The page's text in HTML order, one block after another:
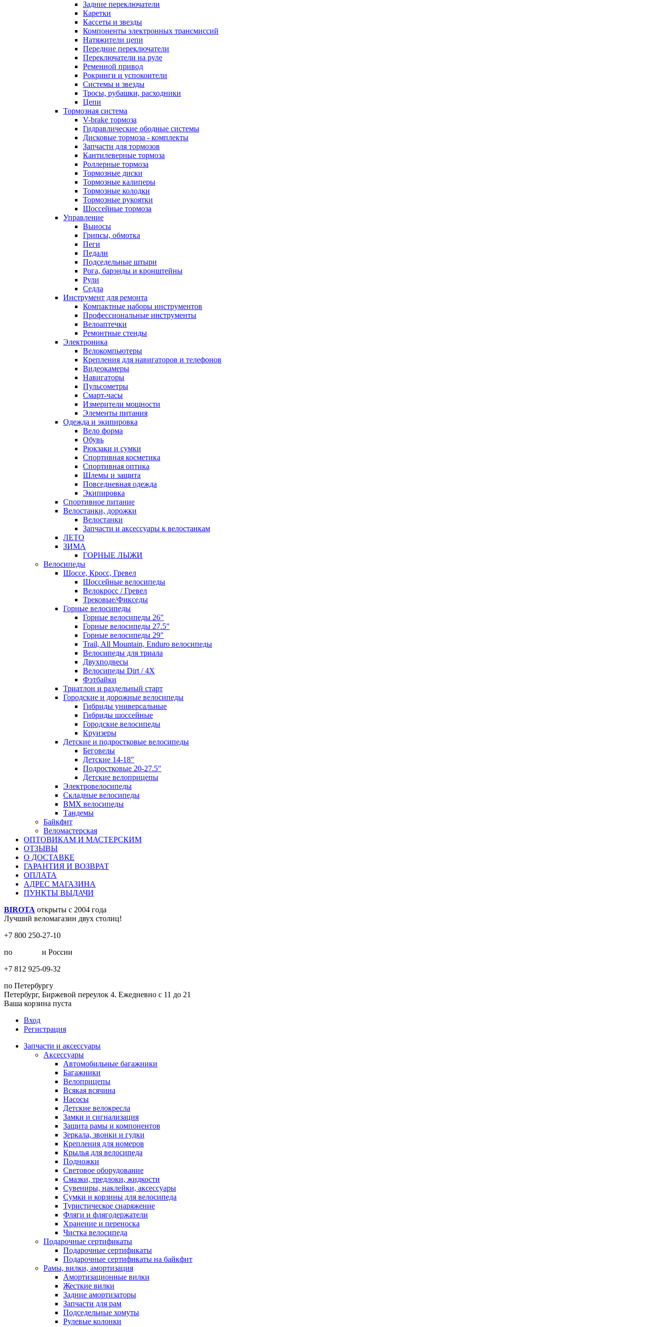
Задние переключатели
Каретки
Кассеты и звезды
Компоненты электронных трансмиссий
Натяжители цепи
Передние переключатели
Переключатели на руле
Ременной привод
Рокринги и успокоители
Системы и звезды
Тросы, рубашки, расходники
Цепи
Тормозная система
V-brake тормоза
Гидравлические ободные системы
Дисковые тормоза - комплекты
Запчасти для тормозов
Кантилеверные тормоза
Роллерные тормоза
Тормозные диски
Тормозные калиперы
Тормозные колодки
Тормозные рукоятки
Шоссейные тормоза
Управление
Выносы
Грипсы, обмотка
Пеги
Педали
Подседельные штыри
Рога, барэнды и кронштейны
Рули
Седла
Инструмент для ремонта
Компактные наборы инструментов
Профессиональные инструменты
Велоаптечки
Ремонтные стенды
Электроника
Велокомпьютеры
Крепления для навигаторов и телефонов
Видеокамеры
Навигаторы
Пульсометры
Смарт-часы
Измерители мощности
Элементы питания
Одежда и экипировка
Вело форма
Обувь
Рюкзаки и сумки
Спортивная косметика
Спортивная оптика
Шлемы и защита
Повседневная одежда
Экипировка
Спортивное питание
Велостанки, дорожки
Велостанки
Запчасти и аксессуары к велостанкам
ЛЕТО
ЗИМА
ГОРНЫЕ ЛЫЖИ
Велосипеды
Шоссе, Кросс, Гревел
Шоссейные велосипеды
Велокросс / Гревел
Трековые/Фикседы
Горные велосипеды
Горные велосипеды 26"
Горные велосипеды 27.5"
Горные велосипеды 29"
Trail, All Mountain, Enduro велосипеды
Велосипеды для триала
Двухподвесы
Велосипеды Dirt / 4X
Фэтбайки
Триатлон и раздельный старт
Городские и дорожные велосипеды
Гибриды универсальные
Гибриды шоссейные
Городские велосипеды
Круизеры
Детские и подростковые велосипеды
Беговелы
Детские 14-18"
Подростковые 20-27.5"
Детские велоприцепы
Электровелосипеды
Складные велосипеды
BMX велосипеды
Тандемы
Байкфит
Веломастерская
ОПТОВИКАМ И МАСТЕРСКИМ
ОТЗЫВЫ
О ДОСТАВКЕ
ГАРАНТИЯ И ВОЗВРАТ
ОПЛАТА
АДРЕС МАГАЗИНА
ПУНКТЫ ВЫДАЧИ
BIROTA открыты с 2004 года
Лучший веломагазин двух столиц!
+7 800 250-27-10
по
и России
+7 812 925-09-32
по Петербургу
Петербург, Биржевой переулок 4. Ежедневно с 11 до 21
Ваша корзина пуста
Вход
Регистрация
Запчасти и аксессуары
Аксессуары
Автомобильные багажники
Багажники
Велоприцепы
Всякая всячина
Насосы
Детские велокресла
Замки и сигнализация
Защита рамы и компонентов
Зеркала, звонки и гудки
Крепления для номеров
Крылья для велосипеда
Подножки
Световое оборудование
Смазки, тредлоки, жидкости
Сувениры, наклейки, аксессуары
Сумки и корзины для велосипеда
Туристическое снаряжение
Фляги и флягодержатели
Хранение и переноска
Чистка велосипеда
Подарочные сертификаты
Подарочные сертификаты
Подарочные сертификаты на байкфит
Рамы, вилки, амортизация
Амортизационные вилки
Жесткие вилки
Задние амортизаторы
Запчасти для рам
Подседельные хомуты
Рулевые колонки